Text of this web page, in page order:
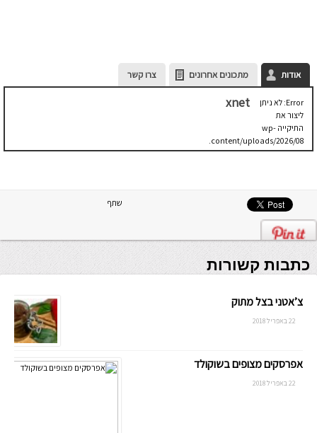
אודות מתכונים אחרונים צרו קשר
Error: לא ניתן
ליצור את
התיקייה wp-
content/uploads/2026/08.
יש לבדוק
xnet
שתף
כתבות קשורות
צ’אטני בצל מתוק
22 באפריל 2018
אפרסקים מצופים בשוקולד
22 באפריל 2018